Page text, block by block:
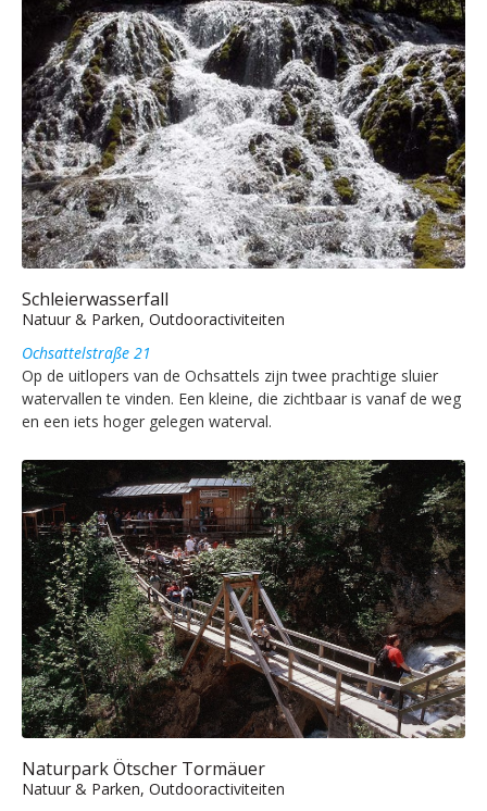
Schleierwasserfall
Natuur & Parken, Outdooractiviteiten
Ochsattelstraße 21
Op de uitlopers van de Ochsattels zijn twee prachtige sluier
watervallen te vinden. Een kleine, die zichtbaar is vanaf de weg
en een iets hoger gelegen waterval.
Naturpark Ötscher Tormäuer
Natuur & Parken, Outdooractiviteiten